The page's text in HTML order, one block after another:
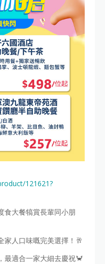
121621?
食大餐犒賞長輩同小朋
家人口味嘅完美選擇！🥂
最適合一家大細去慶祝🦀